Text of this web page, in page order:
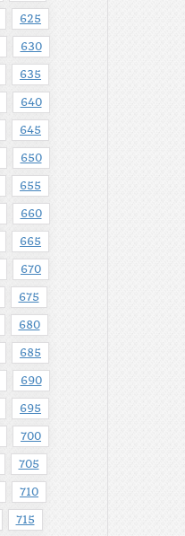
625
630
635
640
645
650
655
660
665
670
675
680
685
690
695
700
705
710
715